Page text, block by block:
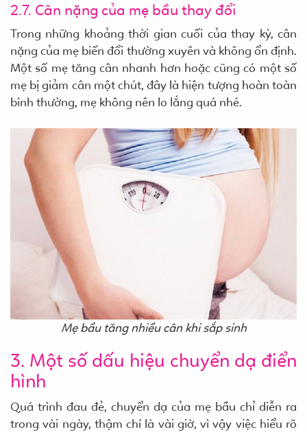
2.7. Cân nặng của mẹ bầu thay đổi
Trong những khoảng thời gian cuối của thay kỳ, cân
nặng của mẹ biến đổi thường xuyên và không ổn định.
Một số mẹ tăng cân nhanh hơn hoặc cũng có một số
mẹ bị giảm cân một chút, đây là hiện tượng hoàn toàn
bình thường, mẹ không nên lo lắng quá nhé.
Mẹ bầu tăng nhiều cân khi sắp sinh
3. Một số dấu hiệu chuyển dạ điển
hình
Quá trình đau đẻ, chuyển dạ của mẹ bầu chỉ diễn ra
trong vài ngày, thậm chí là vài giờ, vì vậy việc hiểu rõ